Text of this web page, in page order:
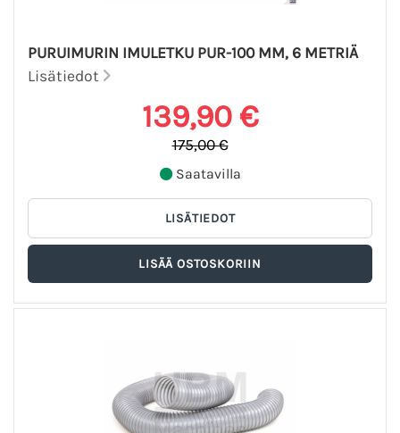
PURUIMURIN IMULETKU PUR-100 MM, 6 METRIÄ
Lisätiedot
139,90 €
175,00 €
Saatavilla